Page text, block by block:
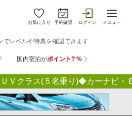
お気に入り 予約確認 ログイン メニュー
ＵＶクラス(５名乗り)◆カーナ